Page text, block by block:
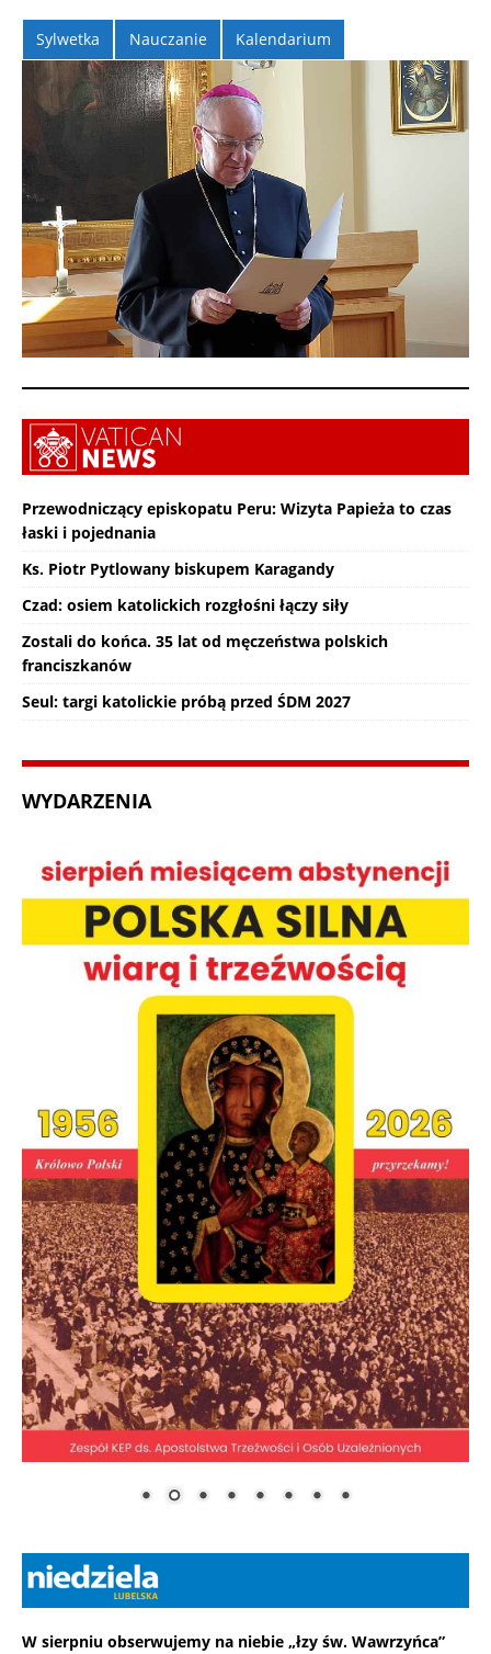
Sylwetka Nauczanie Kalendarium
Przewodniczący episkopatu Peru: Wizyta Papieża to czas
łaski i pojednania
Ks. Piotr Pytlowany biskupem Karagandy
Czad: osiem katolickich rozgłośni łączy siły
Zostali do końca. 35 lat od męczeństwa polskich
franciszkanów
Seul: targi katolickie próbą przed ŚDM 2027
WYDARZENIA
W sierpniu obserwujemy na niebie „łzy św. Wawrzyńca”